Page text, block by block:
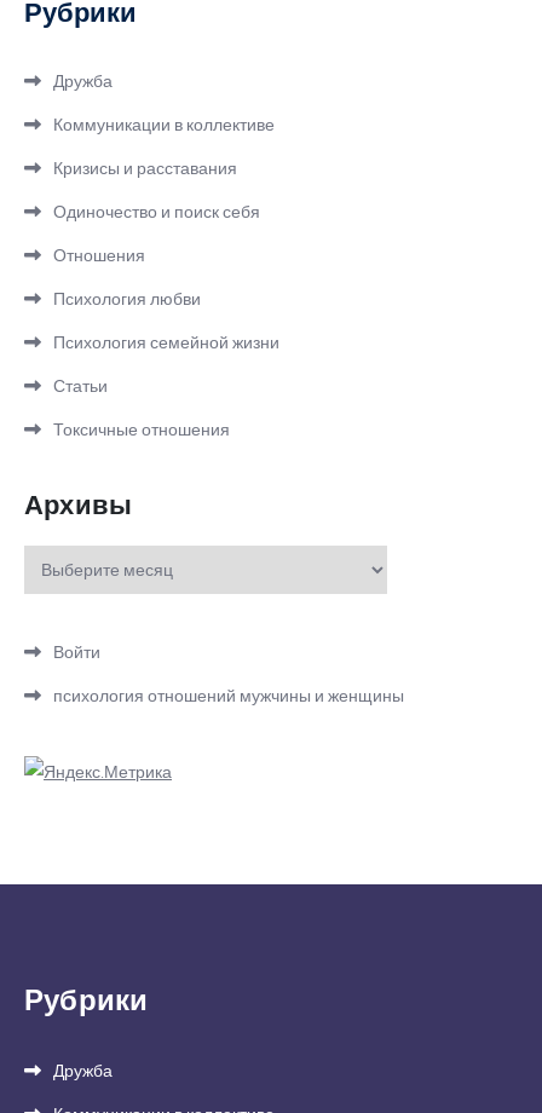
Рубрики
Дружба
Коммуникации в коллективе
Кризисы и расставания
Одиночество и поиск себя
Отношения
Психология любви
Психология семейной жизни
Статьи
Токсичные отношения
Архивы
Архивы
Войти
психология отношений мужчины и женщины
Рубрики
Дружба